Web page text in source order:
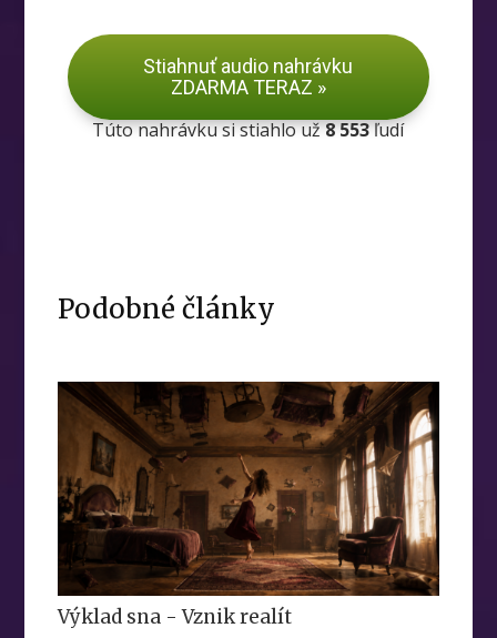
Stiahnuť audio nahrávku
ZDARMA TERAZ »
Túto nahrávku si stiahlo už8 553ľudí
Podobné články
Výklad sna - Vznik realít